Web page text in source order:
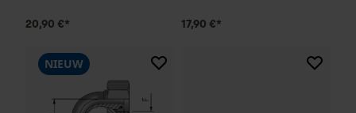
20,90 €* 17,90 €*
NIEUW